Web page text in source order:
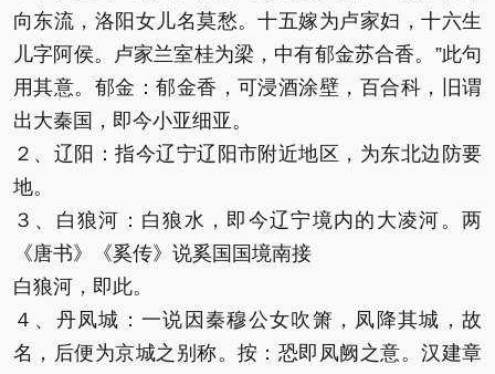
向东流，洛阳女儿名莫愁。十五嫁为卢家妇，十六生
儿字阿侯。卢家兰室桂为梁，中有郁金苏合香。”此句
用其意。郁金：郁金香，可浸酒涂壁，百合科，旧谓
出大秦国，即今小亚细亚。
２、辽阳：指今辽宁辽阳市附近地区，为东北边防要
地。
３、白狼河：白狼水，即今辽宁境内的大凌河。两
《唐书》《奚传》说奚国国境南接
白狼河，即此。
４、丹凤城：一说因秦穆公女吹箫，凤降其城，故
名，后便为京城之别称。按：恐即凤阙之意。汉建章